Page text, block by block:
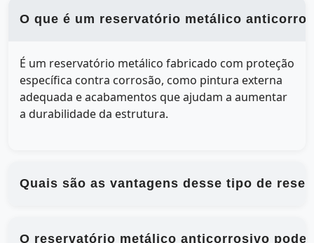
O que é um reservatório metálico
É um reservatório metálico fabricado com proteção
específica contra corrosão, como pintura externa
adequada e acabamentos que ajudam a aumentar
a durabilidade da estrutura.
Quais são as vantagens desse tipo de
O reservatório metálico anticorrosivo pode